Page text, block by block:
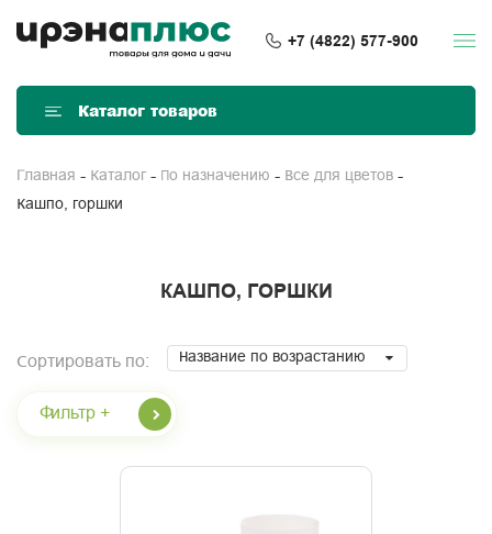
+7 (4822) 577-900
Каталог товаров
Главная Каталог По назначению
Все для цветов
Кашпо, горшки
КАШПО, ГОРШКИ
Сортировать по: Название по возрастанию
Фильтр +